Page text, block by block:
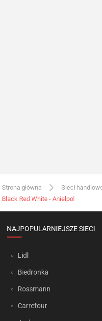
Strona główna Sieci
Black Red White - Anielpol
NAJPOPULARNIEJSZE SIECI
Lidl
Biedronka
Rossmann
Carrefour